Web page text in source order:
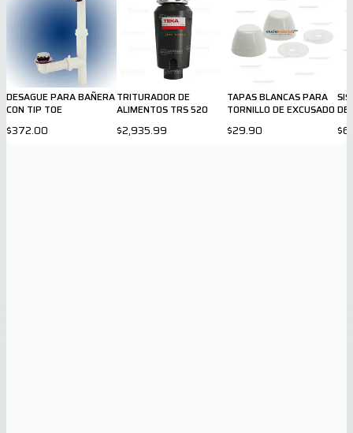
DESAGUE PARA BAÑERA
CON TIP TOE
$372.00
TRITURADOR DE
ALIMENTOS TRS 520
$2,935.99
TAPAS BLANCAS PARA
TORNILLO DE EXCUSADO
$29.90